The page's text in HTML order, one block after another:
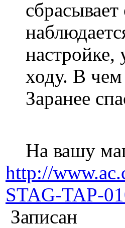
настройке,
ходу. В
Заранее
На вашу
http://
STAG-TAP-
Записан